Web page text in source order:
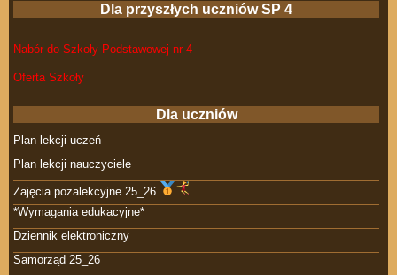
Dla przyszłych uczniów SP 4
Nabór do Szkoły Podstawowej nr 4
Oferta Szkoły
Dla uczniów
Plan lekcji uczeń
Plan lekcji nauczyciele
Zajęcia pozalekcyjne 25_26
*Wymagania edukacyjne*
Dziennik elektroniczny
Samorząd 25_26